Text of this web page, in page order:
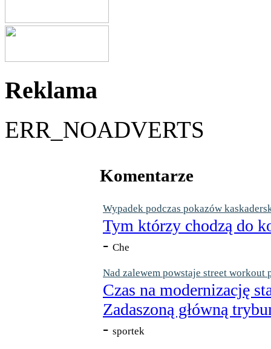
Reklama
ERR_NOADVERTS
Komentarze
Wypadek podczas pokazów
Tym którzy chodzą do
- Che
Nad zalewem powstaje street workout
Czas na modernizację
Zadaszoną główną
- sportek